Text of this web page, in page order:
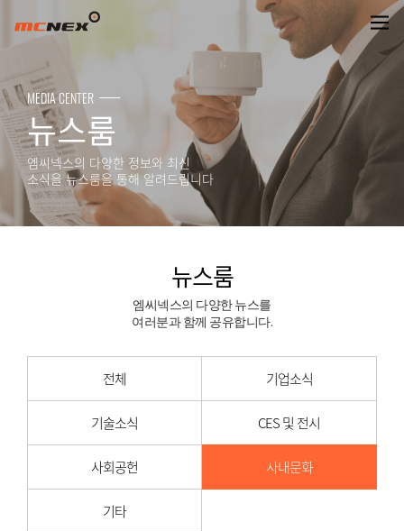
뉴스룸
MEDIA CENTER
뉴스룸
엠씨넥스의 다양한 정보와 최신
소식을 뉴스룸을 통해 알려드립니다
뉴스룸
엠씨넥스의 다양한 뉴스를
여러분과 함께 공유합니다.
전체 기업소식
기술소식 CES 및 전시
사회공헌 사내문화
기타